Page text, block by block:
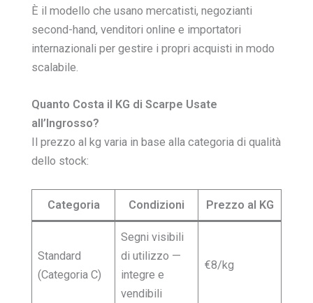
È il modello che usano mercatisti, negozianti
second-hand, venditori online e importatori
internazionali per gestire i propri acquisti in modo
scalabile.
Quanto Costa il KG di Scarpe Usate
all’Ingrosso?
Il prezzo al kg varia in base alla categoria di qualità
dello stock:
Categoria Condizioni Prezzo al KG
Standard
(Categoria C)
Segni visibili
di utilizzo —
integre e
vendibili
€8/kg